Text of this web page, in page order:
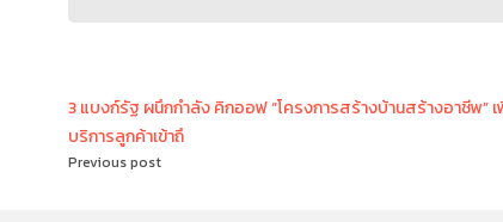
3 แบงก์รัฐ ผนึกกำลัง คิกออฟ “โครงการสร้างบ้านสร้างอาชีพ”
บริการลูกค้าเข้าถึ
Previous post